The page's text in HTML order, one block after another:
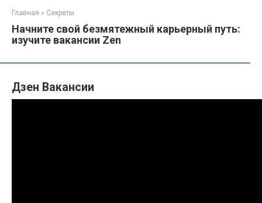
Главная » Секреты
Начните свой безмятежный карьерный путь:
изучите вакансии Zen
Дзен Вакансии